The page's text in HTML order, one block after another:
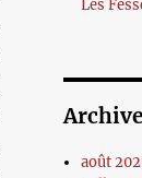
Les
août